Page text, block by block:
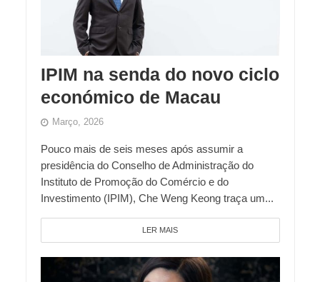
IPIM na senda do novo ciclo
económico de Macau
Março, 2026
Pouco mais de seis meses após assumir a
presidência do Conselho de Administração do
Instituto de Promoção do Comércio e do
Investimento (IPIM), Che Weng Keong traça um...
LER MAIS